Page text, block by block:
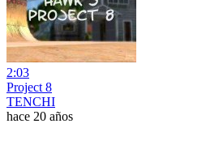
2:03
Project 8
TENCHI
hace 20 años